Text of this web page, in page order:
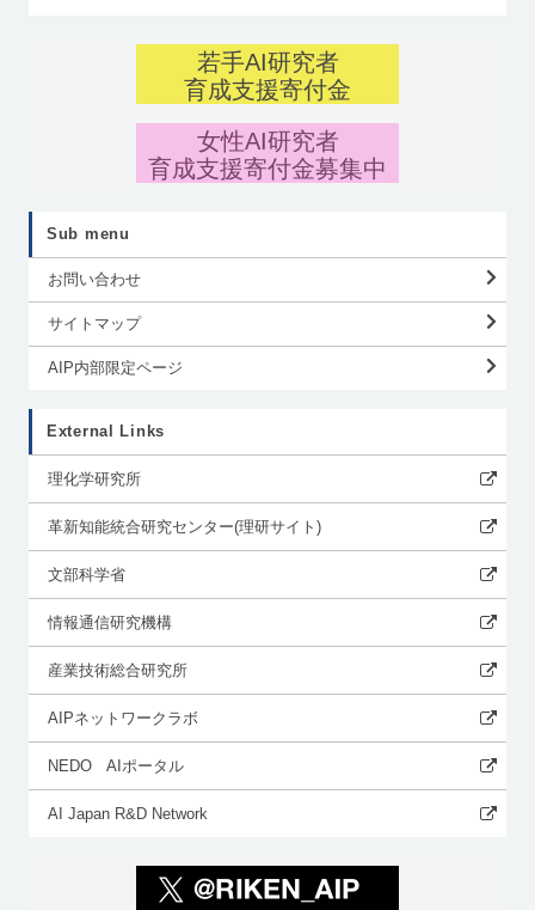
若手AI研究者
育成支援寄付金
女性AI研究者
育成支援寄付金募集中
Sub menu
お問い合わせ
サイトマップ
AIP内部限定ページ
External Links
理化学研究所
革新知能統合研究センター(理研サイト)
文部科学省
情報通信研究機構
産業技術総合研究所
AIPネットワークラボ
NEDO AIポータル
AI Japan R&D Network